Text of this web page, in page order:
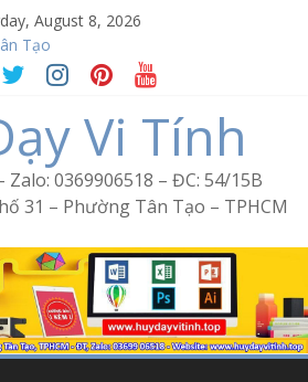
August 8, 2026
Đông – Tin học văn phòng cấp tốc
Tạo
Boot bằng Ventoy
Đông – Vi tính văn phòng cấp tốc
Vi Tính
Zalo: 0369906518 – ĐC: 54/15B
31 – Phường Tân Tạo – TPHCM